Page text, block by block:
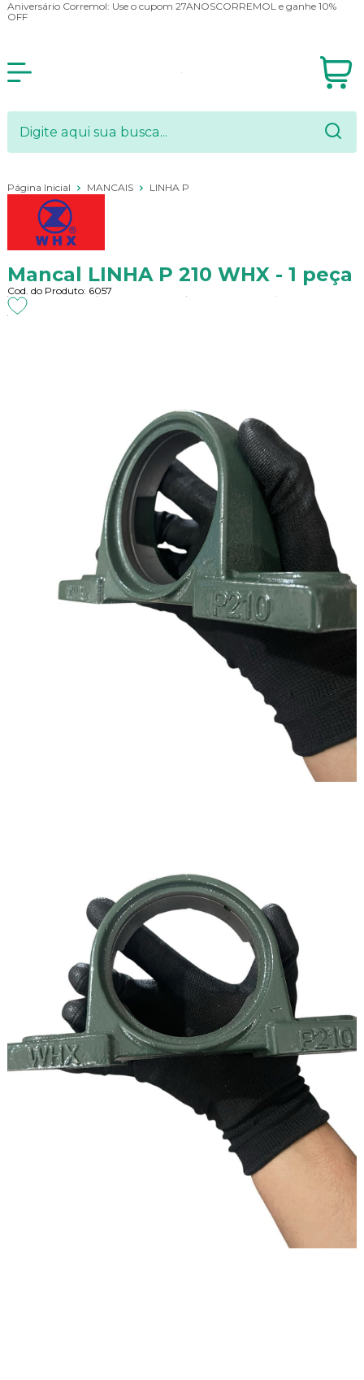
Aniversário Corremol: Use o cupom 27ANOSCORREMOL e ganhe 10%
OFF
Página Inicial MANCAIS LINHA P
Mancal LINHA P 210 WHX - 1 peça
Cod. do Produto: 6057